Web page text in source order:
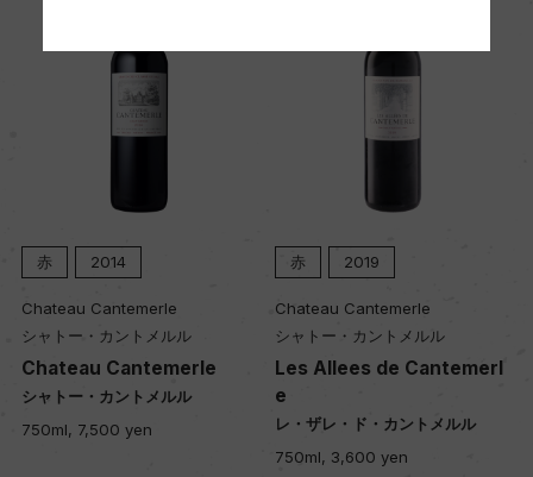
醗酵：ー
熟成：ー
年間生産量
赤 2014
Chateau Cantemerle
シャトー・カントメルル
Chateau Cantemerle
シャトー・カントメルル
750ml, 7,500 yen
赤 2019
Chateau Cantemerle
シャトー・カントメルル
Les Allees de Cantemerl
e
レ・ザレ・ド・カントメルル
750ml, 3,600 yen